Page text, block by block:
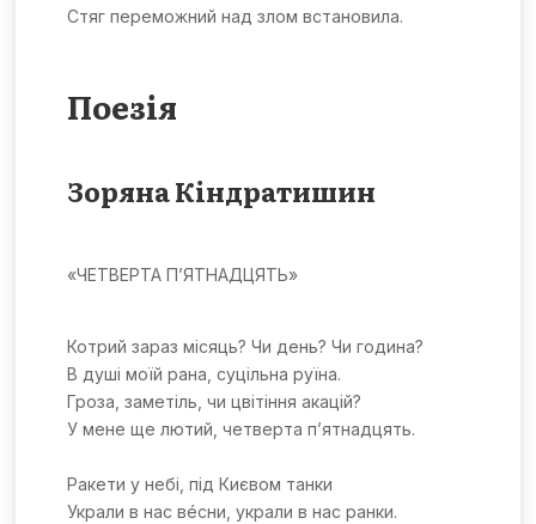
Стяг переможний над злом встановила.
Поезія
Зоряна Кіндратишин
«ЧЕТВЕРТА П’ЯТНАДЦЯТЬ»
Котрий зараз місяць? Чи день? Чи година?
В душі моїй рана, суцільна руїна.
Гроза, заметіль, чи цвітіння акацій?
У мене ще лютий, четверта п’ятнадцять.
Ракети у небі, під Києвом танки
Украли в нас вéсни, украли в нас ранки.